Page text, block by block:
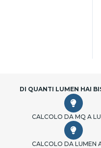
DI QUANTI LUMEN HAI
CALCOLO DA MQ A
CALCOLO DA LUMEN